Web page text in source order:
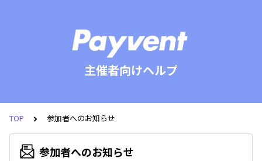
主催者向けヘルプ
TOP 参加者へのお知らせ
参加者へのお知らせ